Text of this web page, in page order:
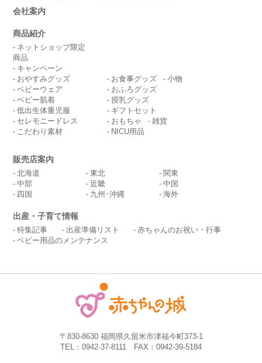
会社案内
商品紹介
ネットショップ限定
商品
キャンペーン
おやすみグッズ
ベビーウェア
ベビー肌着
低出生体重児服
セレモニードレス
こだわり素材
お食事グッズ
小物
おふろグッズ
授乳グッズ
ギフトセット
おもちゃ
雑貨
NICU用品
販売店案内
北海道 東北
関東
中部
近畿
中国
四国
九州･沖縄 海外
出産・子育て情報
特集記事 出産準備リスト
赤ちゃんのお祝い・行事
ベビー用品のメンテナンス
〒830-8630 福岡県久留米市津福今町373-1
TEL：0942-37-8111 FAX：0942-39-5184